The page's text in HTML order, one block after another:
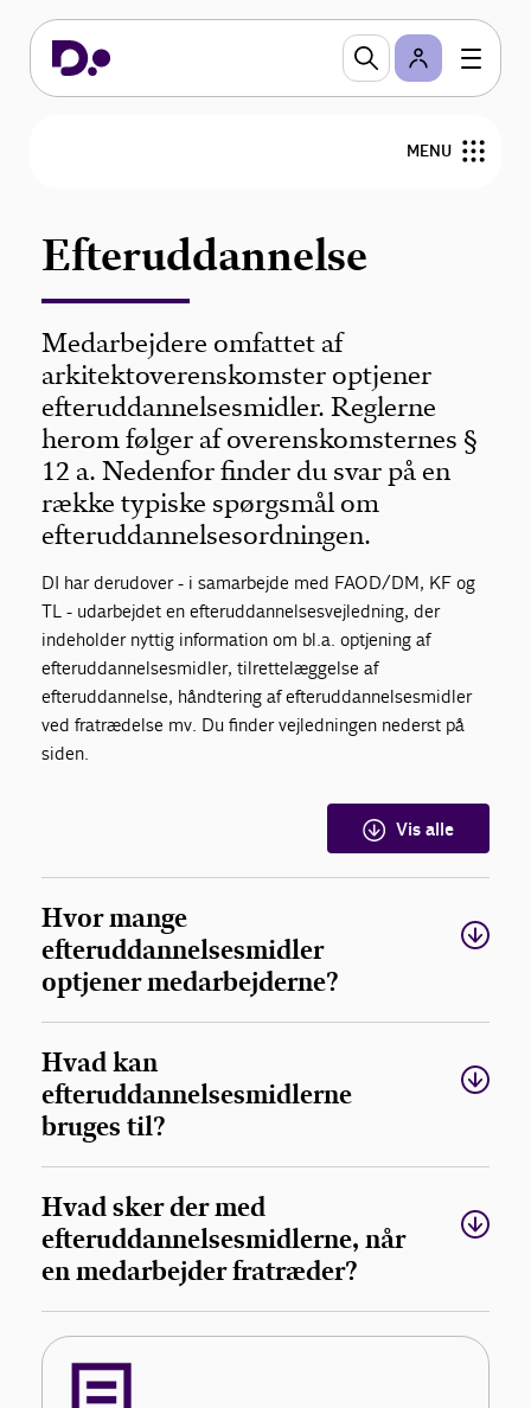
MENU
Nyheder
Efteruddannelse
Medarbejdere omfattet af
arkitektoverenskomster optjener
efteruddannelsesmidler. Reglerne
herom følger af overenskomsternes §
12 a. Nedenfor finder du svar på en
række typiske spørgsmål om
efteruddannelsesordningen.
DI har derudover - i samarbejde med FAOD/DM, KF og
TL - udarbejdet en efteruddannelsesvejledning, der
indeholder nyttig information om bl.a. optjening af
efteruddannelsesmidler, tilrettelæggelse af
efteruddannelse, håndtering af efteruddannelsesmidler
ved fratrædelse mv. Du finder vejledningen nederst på
siden.
Vis alle
Hvor mange
efteruddannelsesmidler
optjener medarbejderne?
Hvad kan
efteruddannelsesmidlerne
bruges til?
Hvad sker der med
efteruddannelsesmidlerne, når
en medarbejder fratræder?